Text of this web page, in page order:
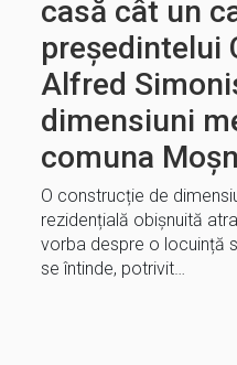
casă cât un
președintelui
Alfred
dimensiuni
comuna
O construcție de
rezidențială obișnuită
vorba despre o locuință
se întinde, potrivit…